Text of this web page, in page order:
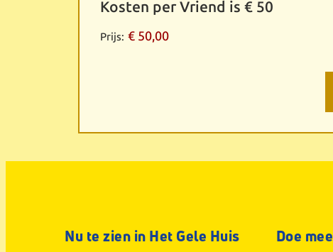
Kosten per Vriend is € 50
Prijs: € 50,00
Nu te zien in Het Gele Huis Doe mee